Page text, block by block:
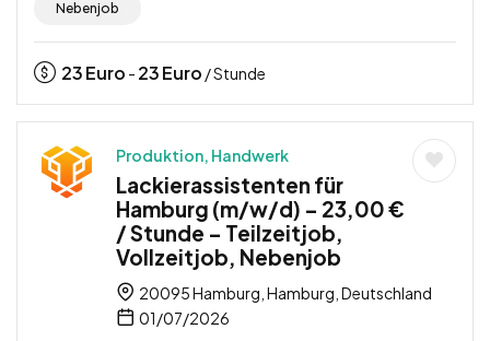
Nebenjob
23Euro - 23Euro / Stunde
Produktion, Handwerk
Lackierassistenten für
Hamburg (m/w/d) – 23,00 €
/ Stunde – Teilzeitjob,
Vollzeitjob, Nebenjob
20095 Hamburg, Hamburg, Deutschland
01/07/2026